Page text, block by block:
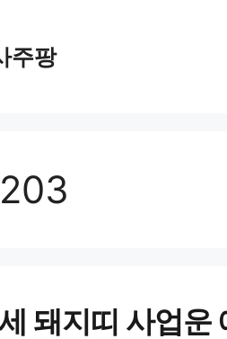
주팡
돼지띠 사업운